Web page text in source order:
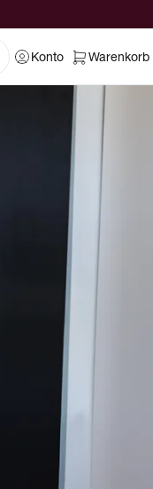
Konto Warenkorb